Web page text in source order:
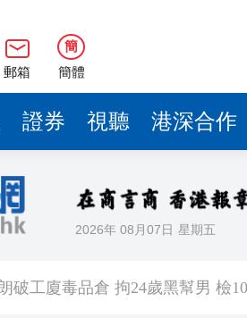
郵箱
簡
簡體
證券 視聽 港深合作
2026年 08月07日 星期五
破工廈毒品倉 拘24歲黑幫男 檢